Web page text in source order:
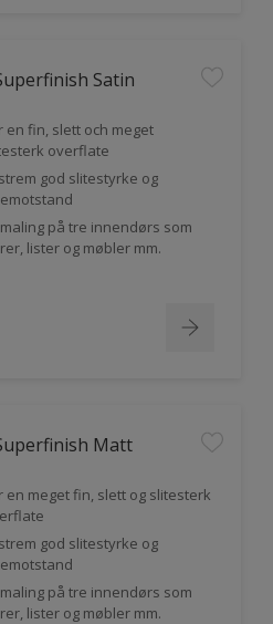
Satin
en fin, slett och meget
overflate
god slitestyrke og
på tre innendørs som
lister og møbler mm.
Matt
en meget fin, slett og slitesterk
god slitestyrke og
på tre innendørs som
lister og møbler mm.